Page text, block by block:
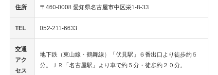
住所 〒460-0008 愛知県名古屋市中区栄1-8-33
TEL 052-211-6633
交通
アク
セス
地下鉄（東山線・鶴舞線）「伏見駅」６番出口より徒歩約５
分。ＪＲ「名古屋駅」より車で約５分・徒歩約２０分。